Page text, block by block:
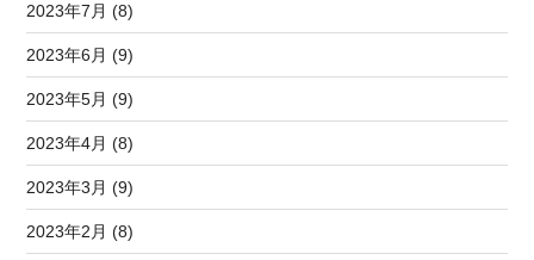
2023年7月 (8)
2023年6月 (9)
2023年5月 (9)
2023年4月 (8)
2023年3月 (9)
2023年2月 (8)